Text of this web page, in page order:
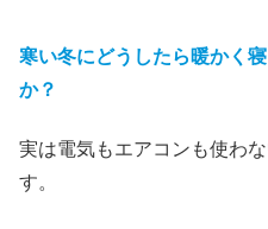
寒い冬にどうしたら暖かく
か？
実は電気もエアコンも使わ
す。